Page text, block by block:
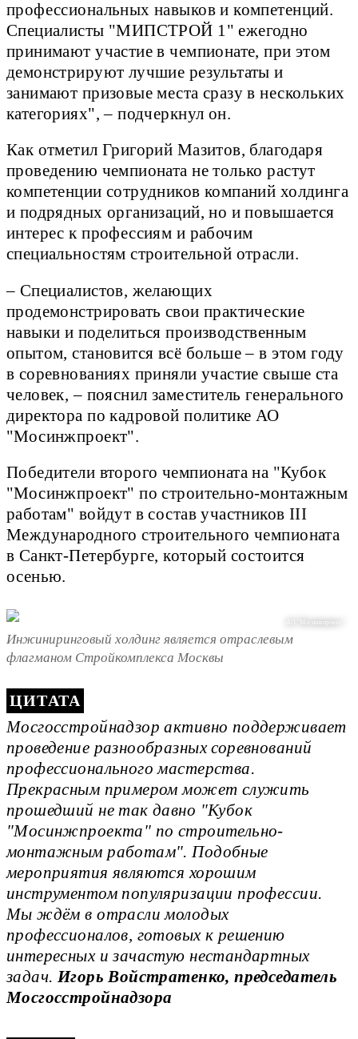
профессиональных навыков и компетенций.
Специалисты "МИПСТРОЙ 1" ежегодно
принимают участие в чемпионате, при этом
демонстрируют лучшие результаты и
занимают призовые места сразу в нескольких
категориях", – подчеркнул он.
Как отметил Григорий Мазитов, благодаря
проведению чемпионата не только растут
компетенции сотрудников компаний холдинга
и подрядных организаций, но и повышается
интерес к профессиям и рабочим
специальностям строительной отрасли.
– Специалистов, желающих
продемонстрировать свои практические
навыки и поделиться производственным
опытом, становится всё больше – в этом году
в соревнованиях приняли участие свыше ста
человек, – пояснил заместитель генерального
директора по кадровой политике АО
"Мосинжпроект".
Победители второго чемпионата на "Кубок
"Мосинжпроект" по строительно-монтажным
работам" войдут в состав участников III
Международного строительного чемпионата
в Санкт-Петербурге, который состоится
осенью.
АО "Мосинжпроект"
Инжиниринговый холдинг является отраслевым
флагманом Стройкомплекса Москвы
Мосгосстройнадзор активно поддерживает
проведение разнообразных соревнований
профессионального мастерства.
Прекрасным примером может служить
прошедший не так давно "Кубок
"Мосинжпроекта" по строительно-
монтажным работам". Подобные
мероприятия являются хорошим
инструментом популяризации профессии.
Мы ждём в отрасли молодых
профессионалов, готовых к решению
интересных и зачастую нестандартных
задач. Игорь Войстратенко, председатель
Мосгосстройнадзора